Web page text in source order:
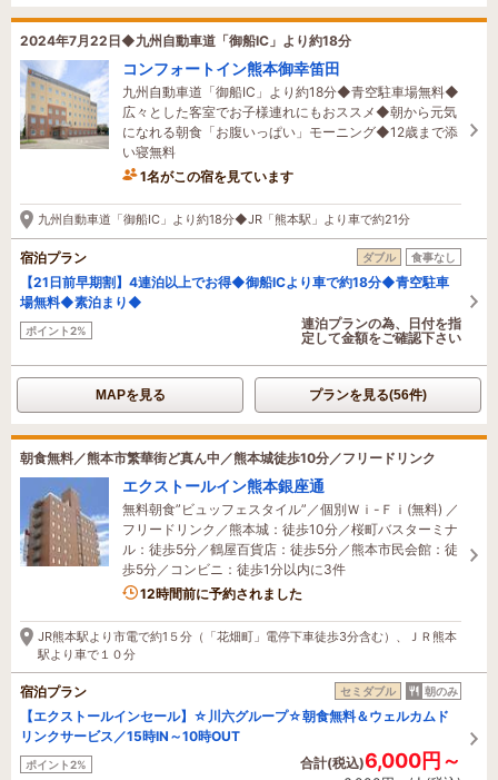
2024年7月22日◆九州自動車道「御船IC」より約18分
コンフォートイン熊本御幸笛田
九州自動車道「御船IC」より約18分◆青空駐車場無料◆
広々とした客室でお子様連れにもおススメ◆朝から元気
になれる朝食「お腹いっぱい」モーニング◆12歳まで添
い寝無料
1名がこの宿を見ています
17分前に予約されました
九州自動車道「御船IC」より約18分◆JR「熊本駅」より車で約21分
宿泊プラン ダブル 食事なし
【21日前早期割】4連泊以上でお得◆御船ICより車で約18分◆青空駐車
場無料◆素泊まり◆
ポイント2%
連泊プランの為、日付を指
定して金額をご確認下さい
MAPを見る プランを見る(56件)
朝食無料／熊本市繁華街ど真ん中／熊本城徒歩10分／フリードリンク
エクストールイン熊本銀座通
無料朝食”ビュッフェスタイル”／個別Ｗｉ-Ｆｉ(無料) ／
フリードリンク／熊本城：徒歩10分／桜町バスターミナ
ル：徒歩5分／鶴屋百貨店：徒歩5分／熊本市民会館：徒
歩5分／コンビニ：徒歩1分以内に3件
12時間前に予約されました
JR熊本駅より市電で約1５分（「花畑町」電停下車徒歩3分含む）、ＪＲ熊本
駅より車で１０分
宿泊プラン セミダブル 朝のみ
【エクストールインセール】☆川六グループ☆朝食無料＆ウェルカムド
リンクサービス／15時IN～10時OUT
ポイント2% 合計(税込)6,000円～